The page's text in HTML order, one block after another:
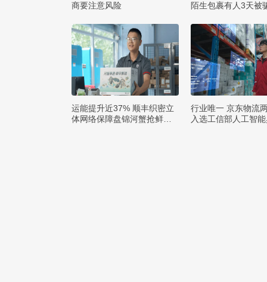
商要注意风险
陌生包裹有人3天被
运能提升近37% 顺丰织密立
体网络保障盘锦河蟹抢鲜出
行业唯一 京东物流
入选工信部人工智